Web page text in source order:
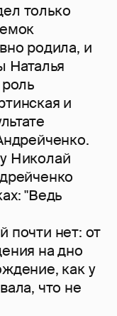
только
родила, и
Наталья
и
Николай
"Ведь
почти нет: от
на дно
как у
что не